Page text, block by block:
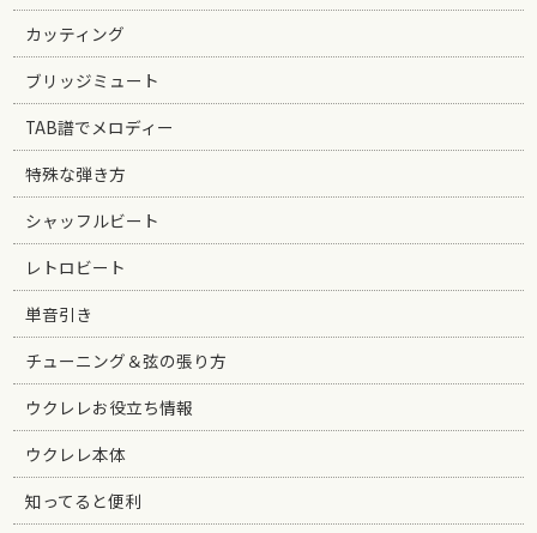
カッティング
ブリッジミュート
TAB譜でメロディー
特殊な弾き方
シャッフルビート
レトロビート
単音引き
チューニング＆弦の張り方
ウクレレお役立ち情報
ウクレレ本体
知ってると便利